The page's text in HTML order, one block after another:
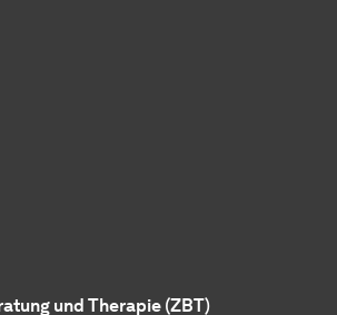
und Therapie (ZBT)